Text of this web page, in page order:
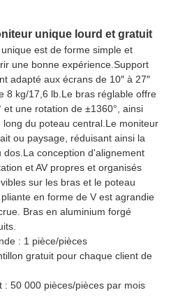
unique lourd et gratuit
est de forme simple et
une bonne expérience.Support
adapté aux écrans de 10″ à 27″
8 kg/17,6 lb.Le bras réglable offre
et une rotation de ±1360°, ainsi
du poteau central.Le moniteur
ou paysage, réduisant ainsi la
conception d'alignement
et AV propres et organisés
sur les bras et le poteau
en forme de V est agrandie
Bras en aluminium forgé
: 1 pièce/pièces
gratuit pour chaque client de
50 000 pièces/pièces par mois